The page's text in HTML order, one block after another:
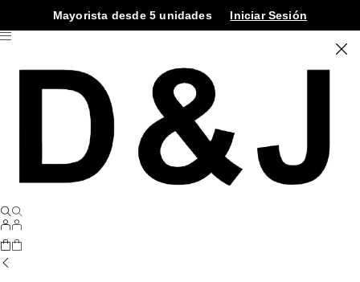
Mayorista desde 5 unidades Iniciar Sesión